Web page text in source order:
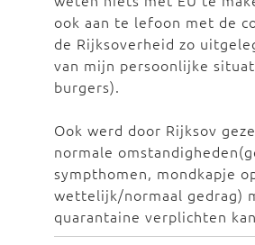
ook aan te lefoon met de
de Rijksoverheid zo
van mijn persoonlijke
burgers).
Ook werd door Rijksov
normale
sympthomen, mondkapje
wettelijk/normaal gedrag)
quarantaine verplichten